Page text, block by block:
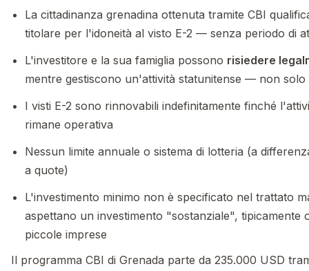
La cittadinanza grenadina ottenuta tramite CBI
titolare per l'idoneità al visto E-2 — senza periodo di
L'investitore e la sua famiglia possono risiedere
mentre gestiscono un'attività statunitense — non
I visti E-2 sono rinnovabili indefinitamente finché
rimane operativa
Nessun limite annuale o sistema di lotteria (a
a quote)
L'investimento minimo non è specificato nel trattato
aspettano un investimento "sostanziale", tipicamente
piccole imprese
Il programma CBI di Grenada parte da 235.000 USD